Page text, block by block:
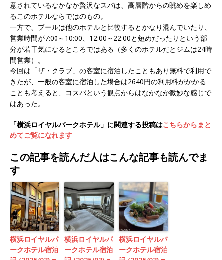
意されているなかなか贅沢なスパは、高層階からの眺めを楽しめ
るこのホテルならではのもの。
一方で、プールは他のホテルと比較するとかなり混んでいたり、
営業時間が7:00～10:00、12:00～22:00と短めだったりという部
分が若干気になるところではある（多くのホテルだとジムは24時
間営業）。
今回は「ザ・クラブ」の客室に宿泊したこともあり無料で利用で
きたが、一般の客室に宿泊した場合は2640円の利用料がかかる
ことも考えると、コスパという観点からはなかなか微妙な感じで
はあった。
「横浜ロイヤルパークホテル」に関連する投稿はこちらからまと
めてご覧になれます
この記事を読んだ人はこんな記事も読んでま
す
横浜ロイヤルパ
ークホテル宿泊
横浜ロイヤルパ
ークホテル宿泊
横浜ロイヤルパ
ークホテル宿泊